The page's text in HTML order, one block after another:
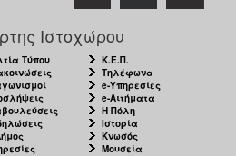
Ιστοχώρου
Τύπου
Κ.Ε.Π.
Τηλέφωνα
e-Υπηρεσίες
e-Αιτήματα
Η Πόλη
Ιστορία
Κνωσός
Μουσεία